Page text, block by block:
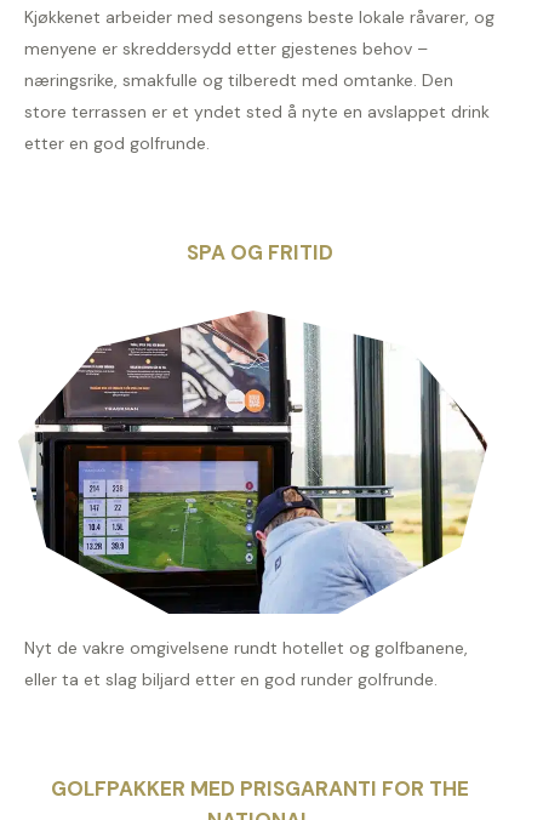
Kjøkkenet arbeider med sesongens beste lokale råvarer, og
menyene er skreddersydd etter gjestenes behov –
næringsrike, smakfulle og tilberedt med omtanke. Den
store terrassen er et yndet sted å nyte en avslappet drink
etter en god golfrunde.
SPA OG FRITID
Nyt de vakre omgivelsene rundt hotellet og golfbanene,
eller ta et slag biljard etter en god runder golfrunde.
GOLFPAKKER MED PRISGARANTI FOR THE